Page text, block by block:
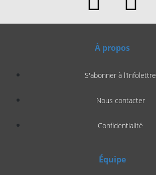
À propos
S'abonner à l'Infolettre
Nous contacter
Confidentialité
Équipe